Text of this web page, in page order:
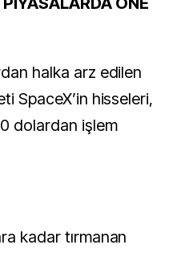
halka arz edilen
SpaceX’in hisseleri,
dolardan işlem
kadar tırmanan